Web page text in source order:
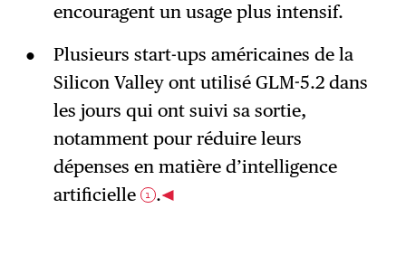
encouragent un usage plus intensif.
Plusieurs start-ups américaines de la
Silicon Valley ont utilisé GLM-5.2 dans
les jours qui ont suivi sa sortie,
notamment pour réduire leurs
dépenses en matière d’intelligence
artificielle
1 .